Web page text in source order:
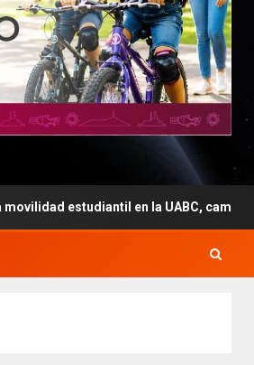
en la UABC, campus Mexicali.